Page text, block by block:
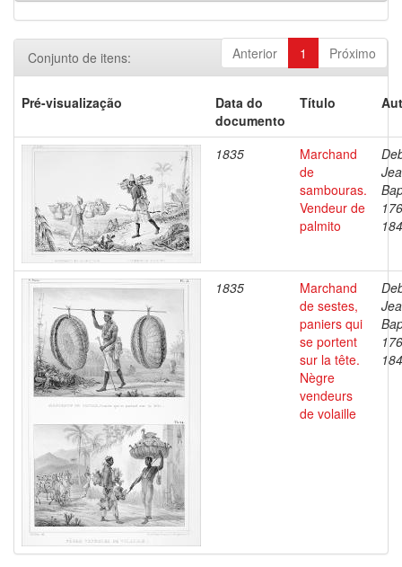
Anterior 1 Próximo
Conjunto de itens:
Pré-visualização
Data do
documento
Título
1835
Marchand
de
sambouras.
Vendeur de
palmito
1835
Marchand
de sestes,
paniers qui
se portent
sur la tête.
Nègre
vendeurs
de volaille